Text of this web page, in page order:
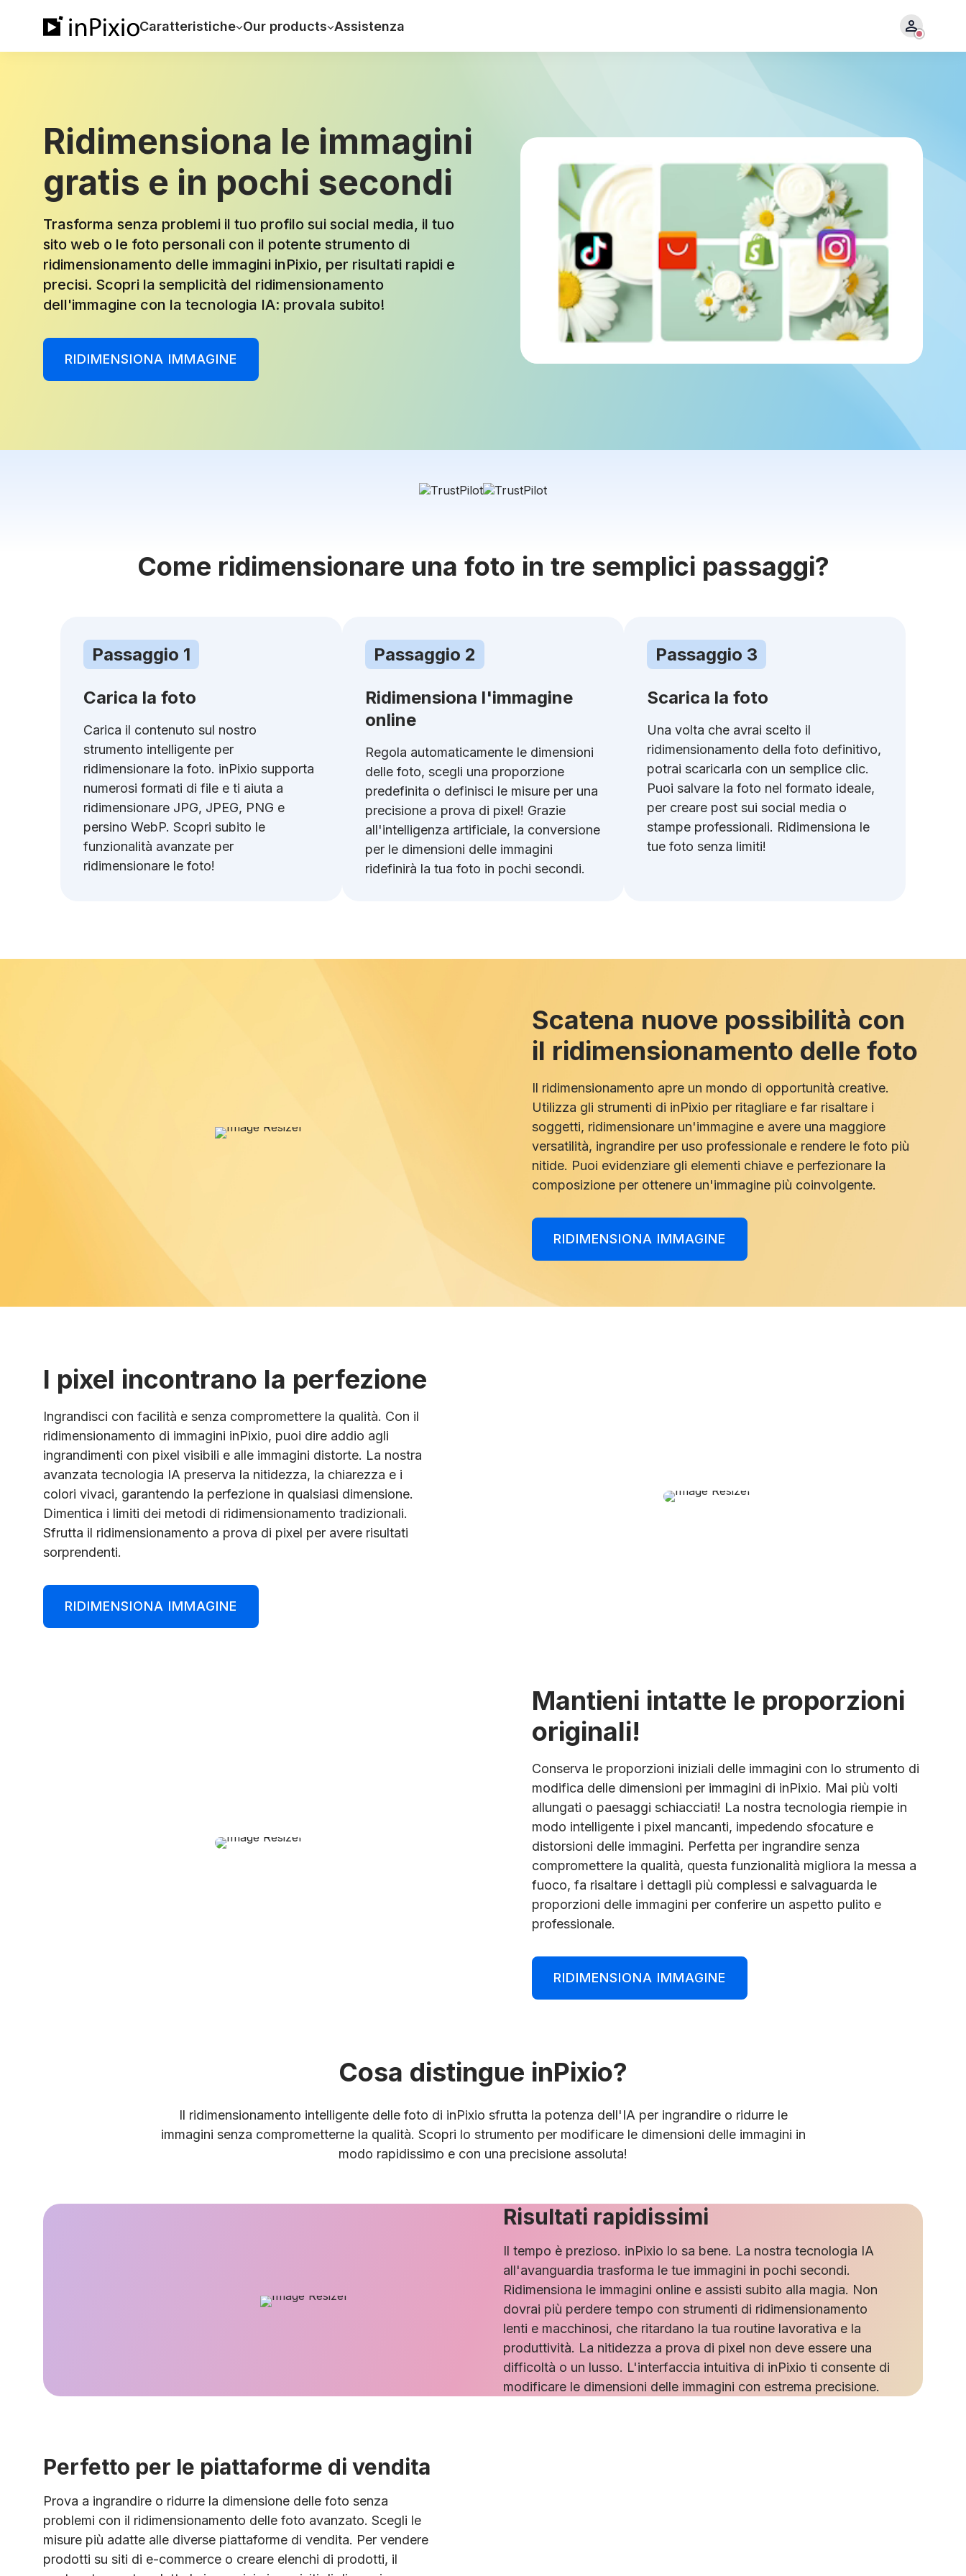
Caratteristiche Our products Assistenza
Ridimensiona le immagini
gratis e in pochi secondi
Trasforma senza problemi il tuo profilo sui social media, il tuo
sito web o le foto personali con il potente strumento di
ridimensionamento delle immagini inPixio, per risultati rapidi e
precisi. Scopri la semplicità del ridimensionamento
dell'immagine con la tecnologia IA: provala subito!
RIDIMENSIONA IMMAGINE
Come ridimensionare una foto in tre semplici passaggi?
Passaggio 1
Carica la foto
Carica il contenuto sul nostro
strumento intelligente per
ridimensionare la foto. inPixio supporta
numerosi formati di file e ti aiuta a
ridimensionare JPG, JPEG, PNG e
persino WebP. Scopri subito le
funzionalità avanzate per
ridimensionare le foto!
Passaggio 2
Ridimensiona l'immagine
online
Regola automaticamente le dimensioni
delle foto, scegli una proporzione
predefinita o definisci le misure per una
precisione a prova di pixel! Grazie
all'intelligenza artificiale, la conversione
per le dimensioni delle immagini
ridefinirà la tua foto in pochi secondi.
Passaggio 3
Scarica la foto
Una volta che avrai scelto il
ridimensionamento della foto definitivo,
potrai scaricarla con un semplice clic.
Puoi salvare la foto nel formato ideale,
per creare post sui social media o
stampe professionali. Ridimensiona le
tue foto senza limiti!
Scatena nuove possibilità con
il ridimensionamento delle foto
Il ridimensionamento apre un mondo di opportunità creative.
Utilizza gli strumenti di inPixio per ritagliare e far risaltare i
soggetti, ridimensionare un'immagine e avere una maggiore
versatilità, ingrandire per uso professionale e rendere le foto più
nitide. Puoi evidenziare gli elementi chiave e perfezionare la
composizione per ottenere un'immagine più coinvolgente.
RIDIMENSIONA IMMAGINE
I pixel incontrano la perfezione
Ingrandisci con facilità e senza compromettere la qualità. Con il
ridimensionamento di immagini inPixio, puoi dire addio agli
ingrandimenti con pixel visibili e alle immagini distorte. La nostra
avanzata tecnologia IA preserva la nitidezza, la chiarezza e i
colori vivaci, garantendo la perfezione in qualsiasi dimensione.
Dimentica i limiti dei metodi di ridimensionamento tradizionali.
Sfrutta il ridimensionamento a prova di pixel per avere risultati
sorprendenti.
RIDIMENSIONA IMMAGINE
Mantieni intatte le proporzioni
originali!
Conserva le proporzioni iniziali delle immagini con lo strumento di
modifica delle dimensioni per immagini di inPixio. Mai più volti
allungati o paesaggi schiacciati! La nostra tecnologia riempie in
modo intelligente i pixel mancanti, impedendo sfocature e
distorsioni delle immagini. Perfetta per ingrandire senza
compromettere la qualità, questa funzionalità migliora la messa a
fuoco, fa risaltare i dettagli più complessi e salvaguarda le
proporzioni delle immagini per conferire un aspetto pulito e
professionale.
RIDIMENSIONA IMMAGINE
Cosa distingue inPixio?
Il ridimensionamento intelligente delle foto di inPixio sfrutta la potenza dell'IA per ingrandire o ridurre le
immagini senza comprometterne la qualità. Scopri lo strumento per modificare le dimensioni delle immagini in
modo rapidissimo e con una precisione assoluta!
Risultati rapidissimi
Il tempo è prezioso. inPixio lo sa bene. La nostra tecnologia IA
all'avanguardia trasforma le tue immagini in pochi secondi.
Ridimensiona le immagini online e assisti subito alla magia. Non
dovrai più perdere tempo con strumenti di ridimensionamento
lenti e macchinosi, che ritardano la tua routine lavorativa e la
produttività. La nitidezza a prova di pixel non deve essere una
difficoltà o un lusso. L'interfaccia intuitiva di inPixio ti consente di
modificare le dimensioni delle immagini con estrema precisione.
Perfetto per le piattaforme di vendita
Prova a ingrandire o ridurre la dimensione delle foto senza
problemi con il ridimensionamento delle foto avanzato. Scegli le
misure più adatte alle diverse piattaforme di vendita. Per vendere
prodotti su siti di e-commerce o creare elenchi di prodotti, il